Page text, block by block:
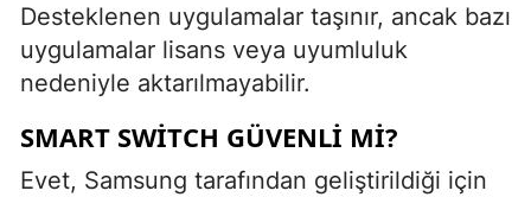
Desteklenen uygulamalar taşınır, ancak bazı
uygulamalar lisans veya uyumluluk
nedeniyle aktarılmayabilir.
SMART SWITCH GÜVENLI MI?
Evet, Samsung tarafından geliştirildiği için